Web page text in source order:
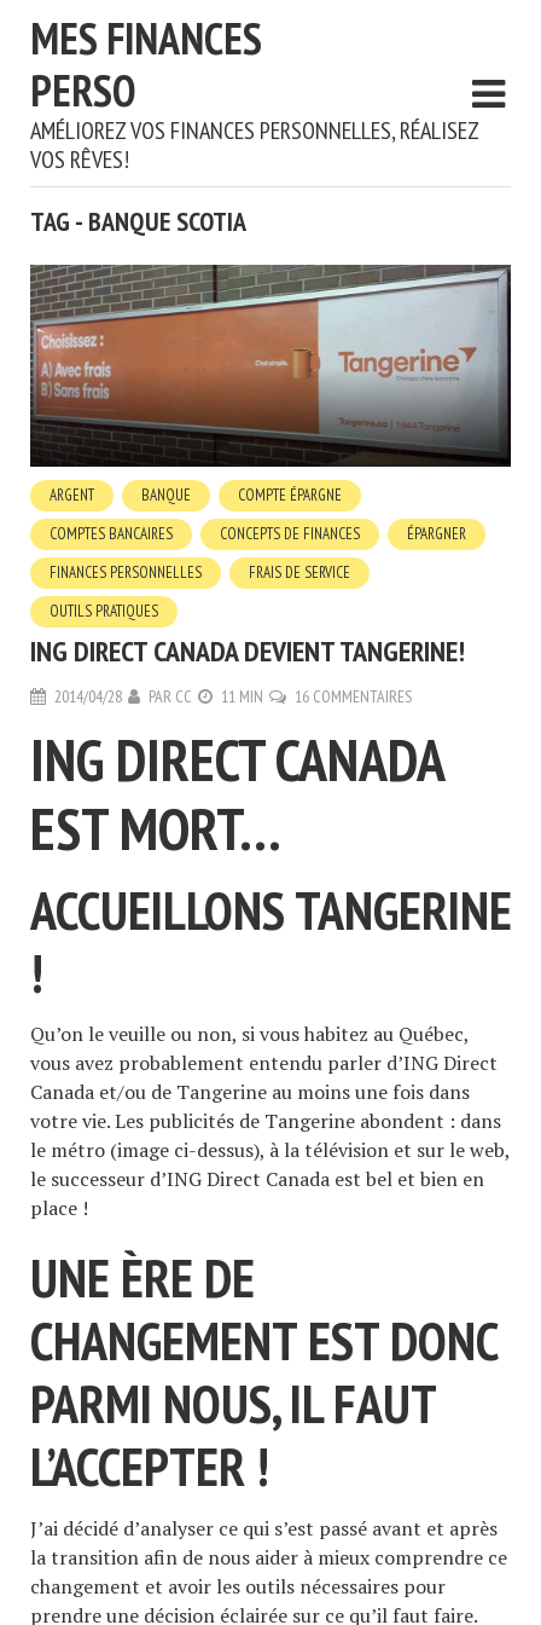
MES FINANCES
PERSO
AMÉLIOREZ VOS FINANCES PERSONNELLES, RÉALISEZ
VOS RÊVES!
TAG - BANQUE SCOTIA
ARGENT BANQUE
COMPTE ÉPARGNE
COMPTES BANCAIRES
CONCEPTS DE FINANCES
ÉPARGNER
FINANCES PERSONNELLES
FRAIS DE SERVICE
OUTILS PRATIQUES
ING DIRECT CANADA DEVIENT TANGERINE!
2014/04/28 PAR CC 11 MIN 16 COMMENTAIRES
ING DIRECT CANADA
EST MORT…
ACCUEILLONS TANGERINE
!
Qu’on le veuille ou non, si vous habitez au Québec,
vous avez probablement entendu parler d’ING Direct
Canada et/ou de Tangerine au moins une fois dans
votre vie. Les publicités de Tangerine abondent : dans
le métro (image ci-dessus), à la télévision et sur le web,
le successeur d’ING Direct Canada est bel et bien en
place !
UNE ÈRE DE
CHANGEMENT EST DONC
PARMI NOUS, IL FAUT
L’ACCEPTER !
J’ai décidé d’analyser ce qui s’est passé avant et après
la transition afin de nous aider à mieux comprendre ce
changement et avoir les outils nécessaires pour
prendre une décision éclairée sur ce qu’il faut faire.